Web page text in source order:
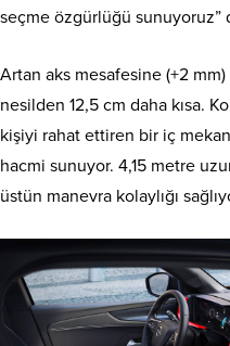
seçme özgürlüğü sunuyoruz”
Artan aks mesafesine (+2
nesilden 12,5 cm daha kısa.
kişiyi rahat ettiren bir iç
hacmi sunuyor. 4,15 metre
üstün manevra kolaylığı